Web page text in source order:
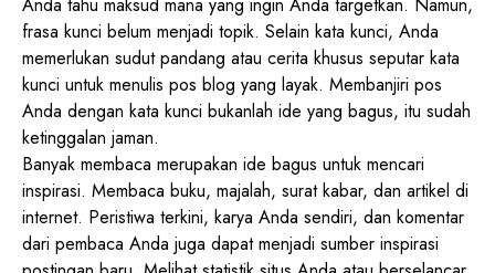
frasa kunci belum menjadi topik. Selain kata kunci, Anda
memerlukan sudut pandang atau cerita khusus seputar kata
kunci untuk menulis pos blog yang layak. Membanjiri pos
Anda dengan kata kunci bukanlah ide yang bagus, itu sudah
ketinggalan jaman.
Banyak membaca merupakan ide bagus untuk mencari
inspirasi. Membaca buku, majalah, surat kabar, dan artikel di
internet. Peristiwa terkini, karya Anda sendiri, dan komentar
dari pembaca Anda juga dapat menjadi sumber inspirasi